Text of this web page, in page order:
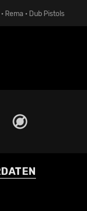
Rema • Dub Pistols